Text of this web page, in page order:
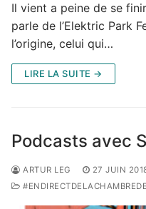
Il vient a peine de se
parle de l’Elektric Park
l’origine, celui qui…
LIRE LA SUITE →
Podcasts avec
ARTUR LEG
27 JUIN